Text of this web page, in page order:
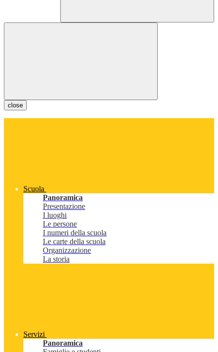
close
Scuola
Panoramica
Presentazione
I luoghi
Le persone
I numeri della scuola
Le carte della scuola
Organizzazione
La storia
Servizi
Panoramica